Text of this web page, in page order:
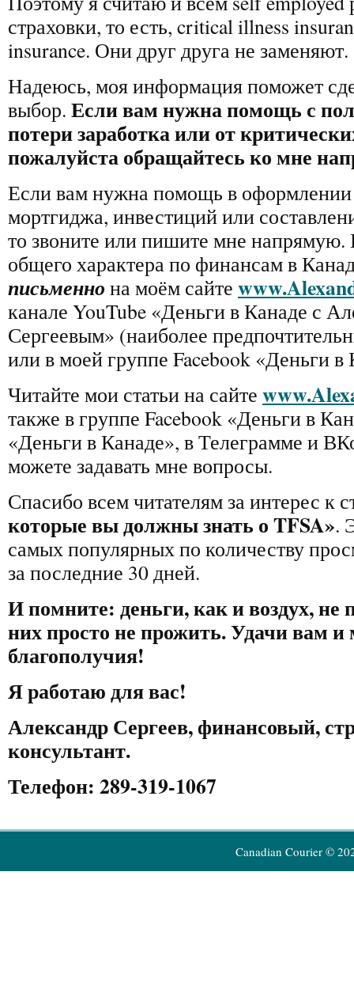
страховки, то есть, critical illness
insurance. Они друг друга не заменяют.
Надеюсь, моя информация поможет
выбор. Если вам нужна помощь с
потери заработка или от
пожалуйста обращайтесь ко мне
Если вам нужна помощь в оформлении
мортгиджа, инвестиций или
то звоните или пишите мне
общего характера по финансам в
письменно на моём сайте
канале YouTube «Деньги в Канаде с
Сергеевым» (наиболее
или в моей группе Facebook «Деньги в
Читайте мои статьи на сайте
также в группе Facebook «Деньги в
«Деньги в Канаде», в Телеграмме и
можете задавать мне вопросы.
Спасибо всем читателям за интерес к
которые вы должны знать о TFSA».
самых популярных по количеству
за последние 30 дней.
И помните: деньги, как и воздух, не
них просто не прожить. Удачи вам и
благополучия!
Я работаю для вас!
Александр Сергеев, финансовый,
консультант.
Телефон: 289-319-1067
Canadian Courier ©